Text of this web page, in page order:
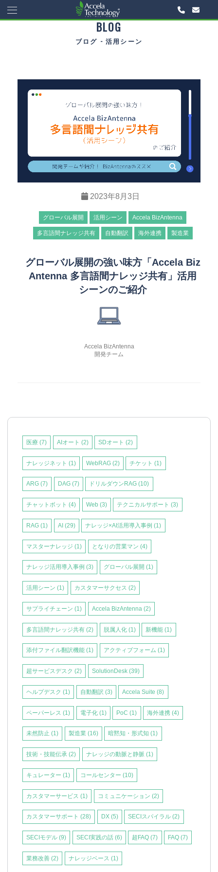
BLOG
ブログ - 活用シーン
2023年8月3日
グローバル展開 活用シーン Accela BizAntenna
多言語間ナレッジ共有 自動翻訳 海外連携 製造業
グローバル展開の強い味方「Accela Biz
Antenna 多言語間ナレッジ共有」活用
シーンのご紹介
Accela BizAntenna
開発チーム
医療(7) AIオート (2) SDオート(2)
ナレッジネット(1) WebRAG (2) チケット(1)
ARG(7) DAG (7) ドリルダウンRAG(10)
チャットボット(4) Web (3) テクニカルサポート(3)
RAG(1) AI (29) ナレッジ×AI活用導入事例(1)
マスターナレッジ(1) となりの営業マン (4)
ナレッジ活用導入事例(3) グローバル展開 (1)
活用シーン(1) カスタマーサクセス (2)
サプライチェーン(1) Accela BizAntenna (2)
多言語間ナレッジ共有(2) 脱属人化 (1) 新機能(1)
添付ファイル翻訳機能(1) アクティブフォーム (1)
超サービスデスク(2) SolutionDesk (39)
ヘルプデスク(1) 自動翻訳 (3) Accela Suite(8)
ペーパーレス(1) 電子化 (1) PoC(1) 海外連携 (4)
未然防止(1) 製造業 (16) 暗黙知・形式知(1)
技術・技能伝承(2) ナレッジの動脈と静脈 (1)
キュレーター(1) コールセンター (10)
カスタマーサービス(1) コミュニケーション (2)
カスタマーサポート(28) DX (5) SECIスパイラル(2)
SECIモデル(9) SECI実践の話 (6) 超FAQ(7) FAQ (7)
業務改善(2) ナレッジベース (1)